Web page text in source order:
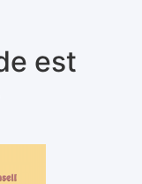
est